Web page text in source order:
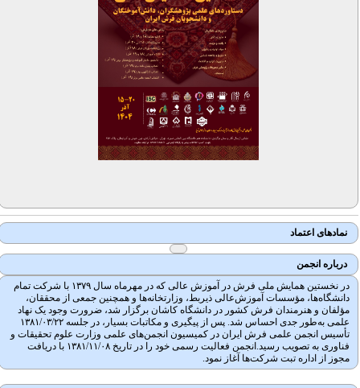
نمادهای اعتماد
درباره انجمن
در نخستین همایش ملی فرش در آموزش عالی که در مهرماه سال ۱۳۷۹ با شرکت تمام
دانشگاه‌ها، مؤسسات آموزش‌عالی ذیربط، وزارتخانه‌ها و همچنین جمعی از محققان،
مؤلفان و هنرمندان فرش کشور در دانشگاه کاشان برگزار شد، ضرورت وجود یک نهاد
علمی به‌طور جدی احساس شد. پس از پیگیری و مکاتبات بسیار، در جلسه ۱۳۸۱/۰۳/۲۲
تأسیس انجمن علمی فرش ایران در کمیسیون انجمن‌های علمی وزارت علوم تحقیقات و
فناوری به تصویب رسید.انجمن فعالیت رسمی خود را در تاریخ ۱۳۸۱/۱۱/۰۸ با دریافت
مجوز از اداره تبت شرکت‌ها آغاز نمود.